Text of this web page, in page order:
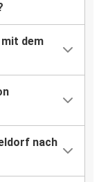
dem
nach